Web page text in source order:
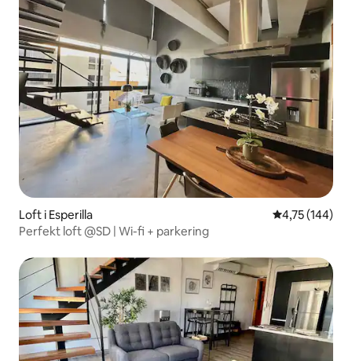
Loft i Esperilla 4,75 ud af 5 i
4,75 (144)
Perfekt loft @SD | Wi-fi + parkering